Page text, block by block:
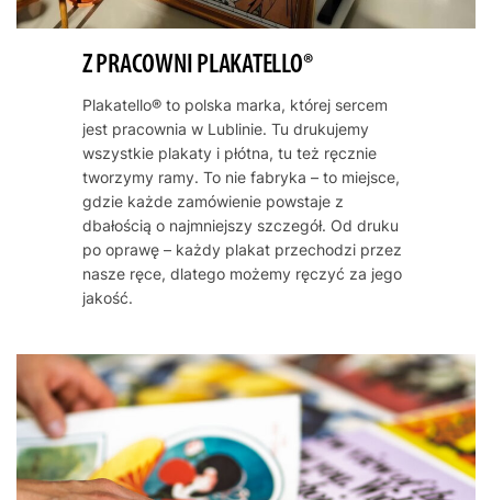
Z PRACOWNI PLAKATELLO®
Plakatello® to polska marka, której sercem
jest pracownia w Lublinie. Tu drukujemy
wszystkie plakaty i płótna, tu też ręcznie
tworzymy ramy. To nie fabryka – to miejsce,
gdzie każde zamówienie powstaje z
dbałością o najmniejszy szczegół. Od druku
po oprawę – każdy plakat przechodzi przez
nasze ręce, dlatego możemy ręczyć za jego
jakość.